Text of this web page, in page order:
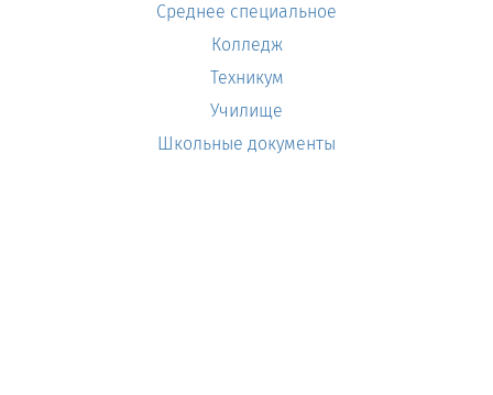
Среднее специальное
Колледж
Техникум
Училище
Школьные документы